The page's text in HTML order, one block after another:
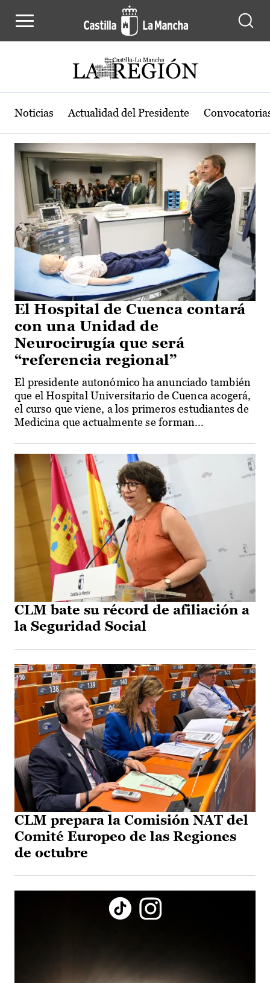
Actualidad de la región de Castilla-
Noticias Actualidad del Presidente
El Hospital de Cuenca contará
con una Unidad de
Neurocirugía que será
“referencia regional”
El presidente autonómico ha anunciado también
que el Hospital Universitario de Cuenca acogerá,
el curso que viene, a los primeros estudiantes de
Medicina que actualmente se forman...
CLM bate su récord de afiliación a
la Seguridad Social
CLM prepara la Comisión NAT del
Comité Europeo de las Regiones
de octubre